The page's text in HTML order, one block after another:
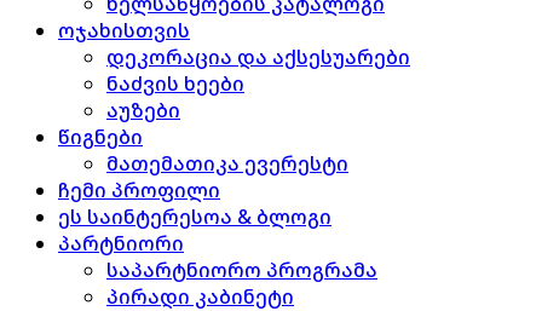
ოჯახისთვის
დეკორაცია და აქსესუარები
ნაძვის ხეები
აუზები
წიგნები
მათემათიკა ევერესტი
ჩემი პროფილი
ეს საინტერესოა & ბლოგი
პარტნიორი
საპარტნიორო პროგრამა
პირადი კაბინეტი